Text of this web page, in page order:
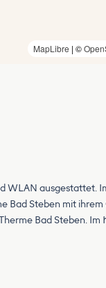
MapLibre | ©
WLAN ausgestattet.
Bad Steben mit
Bad Steben.